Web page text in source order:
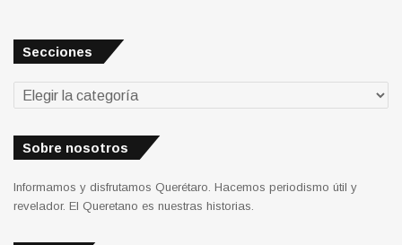
Secciones
Secciones
Sobre nosotros
Informamos y disfrutamos Querétaro. Hacemos periodismo útil y
revelador. El Queretano es nuestras historias.